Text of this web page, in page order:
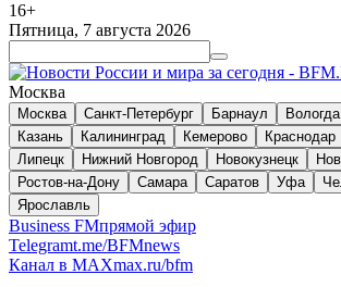
16+
Пятница, 7 августа 2026
Москва
Москва Санкт-Петербург Барнаул Вологда
Казань
Калининград Кемерово Краснодар
Липецк
Нижний Новгород Новокузнецк
Ростов-на-Дону
Самара Саратов Уфа
Ярославль
Business FMпрямой эфир
Telegramt.me/BFMnews
Канал в MAXmax.ru/bfm